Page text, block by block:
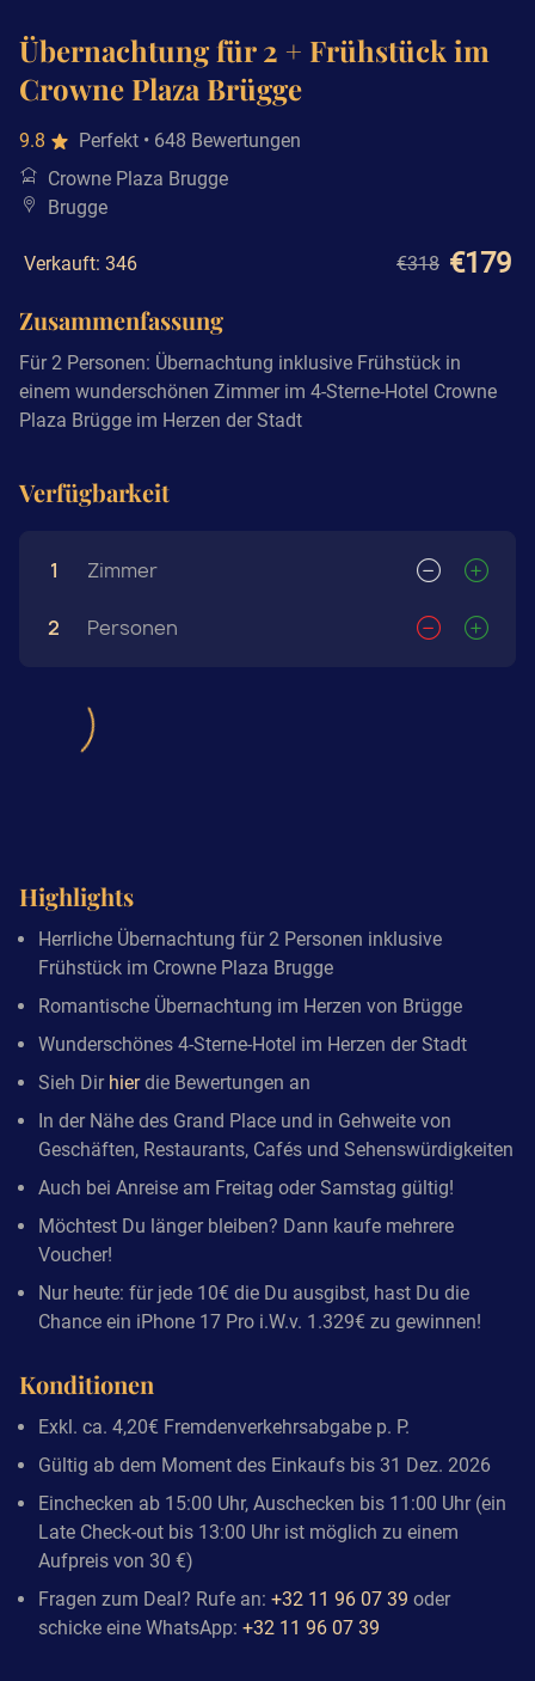
Übernachtung für 2 + Frühstück im
Crowne Plaza Brügge
9.8 Perfekt • 648 Bewertungen
Crowne Plaza Brugge
Brugge
Verkauft: 346 €318 €179
Zusammenfassung
Für 2 Personen: Übernachtung inklusive Frühstück in
einem wunderschönen Zimmer im 4-Sterne-Hotel Crowne
Plaza Brügge im Herzen der Stadt
Verfügbarkeit
1 Zimmer
2 Personen
Highlights
Herrliche Übernachtung für 2 Personen inklusive
Frühstück im Crowne Plaza Brugge
Romantische Übernachtung im Herzen von Brügge
Wunderschönes 4-Sterne-Hotel im Herzen der Stadt
Sieh Dir hierdie Bewertungen an
In der Nähe des Grand Place und in Gehweite von
Geschäften, Restaurants, Cafés und Sehenswürdigkeiten
Auch bei Anreise am Freitag oder Samstag gültig!
Möchtest Du länger bleiben? Dann kaufe mehrere
Voucher!
Nur heute: für jede 10€ die Du ausgibst, hast Du die
Chance ein iPhone 17 Pro i.W.v. 1.329€ zu gewinnen!
Konditionen
Exkl. ca. 4,20€ Fremdenverkehrsabgabe p. P.
Gültig ab dem Moment des Einkaufs bis 31 Dez. 2026
Einchecken ab 15:00 Uhr, Auschecken bis 11:00 Uhr (ein
Late Check-out bis 13:00 Uhr ist möglich zu einem
Aufpreis von 30 €)
Fragen zum Deal? Rufe an: +32 11 96 07 39 oder
schicke eine WhatsApp: +32 11 96 07 39